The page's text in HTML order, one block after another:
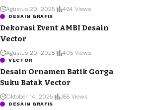
Agustus 20, 2025 464 Views
DESAIN GRAFIS
Dekorasi Event AMBI Desain
Vector
Agustus 20, 2025 405 Views
VECTOR
Desain Ornamen Batik Gorga
Suku Batak Vector
Oktober 14, 2025 355 Views
DESAIN GRAFIS